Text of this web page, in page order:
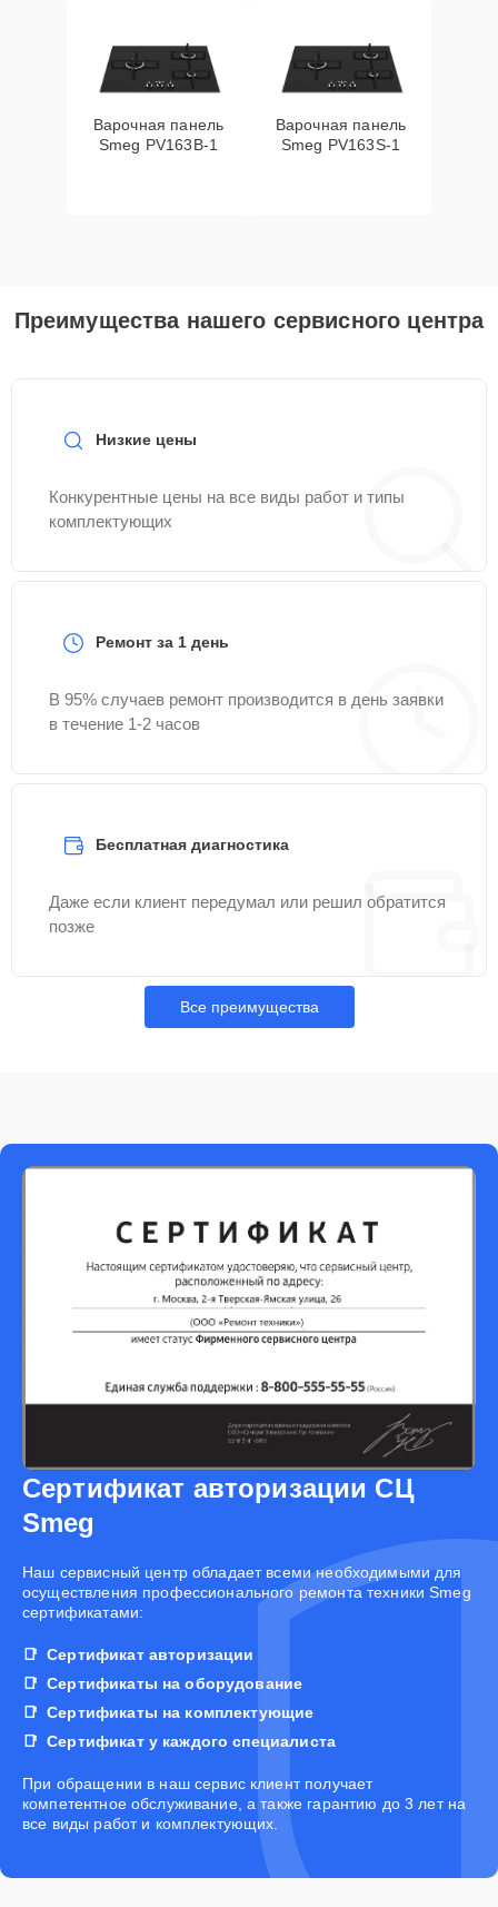
Варочная панель
Smeg PV163B-1
Варочная панель
Smeg PV163S-1
Преимущества нашего сервисного центра
Низкие цены
Конкурентные цены на все виды работ и типы
комплектующих
Ремонт за 1 день
В 95% случаев ремонт производится в день заявки
в течение 1-2 часов
Бесплатная диагностика
Даже если клиент передумал или решил обратится
позже
Все преимущества
Сертификат авторизации СЦ
Smeg
Наш сервисный центр обладает всеми необходимыми для
осуществления профессионального ремонта техники Smeg
сертификатами:
Сертификат авторизации
Сертификаты на оборудование
Сертификаты на комплектующие
Сертификат у каждого специалиста
При обращении в наш сервис клиент получает
компетентное обслуживание, а также гарантию до 3 лет на
все виды работ и комплектующих.